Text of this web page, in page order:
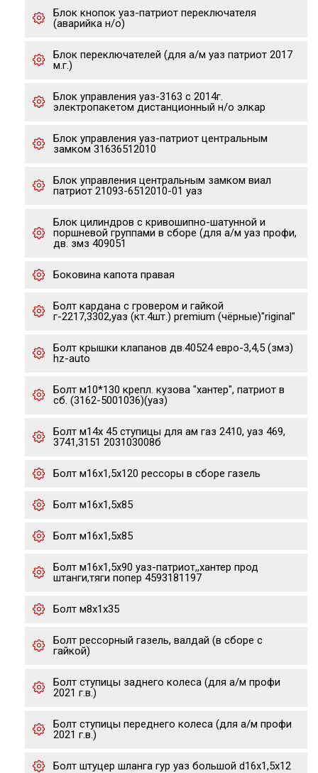
Блок кнопок уаз-патриот переключателя
(аварийка н/о)
Блок переключателей (для а/м уаз патриот 2017
м.г.)
Блок управления уаз-3163 с 2014г.
электропакетом дистанционный н/о элкар
Блок управления уаз-патриот центральным
замком 31636512010
Блок управления центральным замком виал
патриот 21093-6512010-01 уаз
Блок цилиндров с кривошипно-шатунной и
поршневой группами в сборе (для а/м уаз профи,
дв. змз 409051
Боковина капота правая
Болт кардана с гровером и гайкой
г-2217,3302,уаз (кт.4шт.) premium (чёрные)"riginal"
Болт крышки клапанов дв.40524 евро-3,4,5 (змз)
hz-auto
Болт м10*130 крепл. кузова "хантер", патриот в
сб. (3162-5001036)(уаз)
Болт м14х 45 ступицы для ам газ 2410, уаз 469,
3741,3151 203103008б
Болт м16х1,5х120 рессоры в сборе газель
Болт м16х1,5х85
Болт м16х1,5х85
Болт м16х1,5х90 уаз-патриот,,хантер прод
штанги,тяги попер 4593181197
Болт м8х1х35
Болт рессорный газель, валдай (в сборе с
гайкой)
Болт ступицы заднего колеса (для а/м профи
2021 г.в.)
Болт ступицы переднего колеса (для а/м профи
2021 г.в.)
Болт штуцер шланга гур уаз большой d16х1,5х12